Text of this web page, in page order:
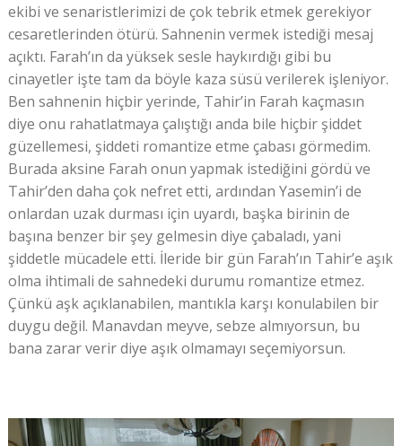
ekibi ve senaristlerimizi de çok tebrik etmek gerekiyor
cesaretlerinden ötürü. Sahnenin vermek istediği mesaj
açıktı. Farah’ın da yüksek sesle haykırdığı gibi bu
cinayetler işte tam da böyle kaza süsü verilerek işleniyor.
Ben sahnenin hiçbir yerinde, Tahir’in Farah kaçmasın
diye onu rahatlatmaya çalıştığı anda bile hiçbir şiddet
güzellemesi, şiddeti romantize etme çabası görmedim.
Burada aksine Farah onun yapmak istediğini gördü ve
Tahir’den daha çok nefret etti, ardından Yasemin’i de
onlardan uzak durması için uyardı, başka birinin de
başına benzer bir şey gelmesin diye çabaladı, yani
şiddetle mücadele etti. İleride bir gün Farah’ın Tahir’e aşık
olma ihtimali de sahnedeki durumu romantize etmez.
Çünkü aşk açıklanabilen, mantıkla karşı konulabilen bir
duygu değil. Manavdan meyve, sebze almıyorsun, bu
bana zarar verir diye aşık olmamayı seçemiyorsun.